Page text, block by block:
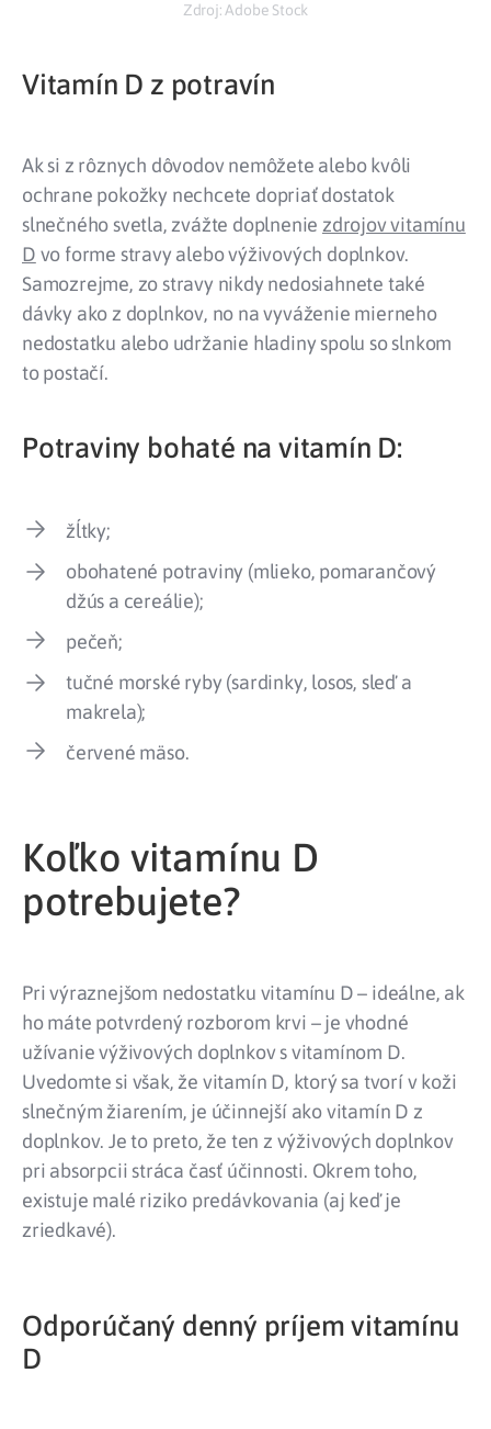
Zdroj: Adobe Stock
Vitamín D z potravín
Ak si z rôznych dôvodov nemôžete alebo kvôli
ochrane pokožky nechcete dopriať dostatok
slnečného svetla, zvážte doplneniezdrojov vitamínu
D vo forme stravy alebo výživových doplnkov.
Samozrejme, zo stravy nikdy nedosiahnete také
dávky ako z doplnkov, no na vyváženie mierneho
nedostatku alebo udržanie hladiny spolu so slnkom
to postačí.
Potraviny bohaté na vitamín D:
žĺtky;
obohatené potraviny (mlieko, pomarančový
džús a cereálie);
pečeň;
tučné morské ryby (sardinky, losos, sleď a
makrela);
červené mäso.
Koľko vitamínu D
potrebujete?
Pri výraznejšom nedostatku vitamínu D – ideálne, ak
ho máte potvrdený rozborom krvi – je vhodné
užívanie výživových doplnkov s vitamínom D.
Uvedomte si však, že vitamín D, ktorý sa tvorí v koži
slnečným žiarením, je účinnejší ako vitamín D z
doplnkov. Je to preto, že ten z výživových doplnkov
pri absorpcii stráca časť účinnosti. Okrem toho,
existuje malé riziko predávkovania (aj keď je
zriedkavé).
Odporúčaný denný príjem vitamínu
D